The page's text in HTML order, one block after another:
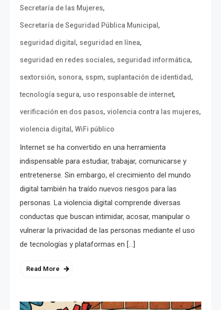
Secretaría de las Mujeres,
Secretaría de Seguridad Pública Municipal ,
seguridad digital , seguridad en línea,
seguridad en redes sociales, seguridad informática,
sextorsión, sonora, sspm, suplantación de identidad,
tecnología segura, uso responsable de internet,
verificación en dos pasos, violencia contra las mujeres,
violencia digital , WiFi público
Internet se ha convertido en una herramienta
indispensable para estudiar, trabajar, comunicarse y
entretenerse. Sin embargo, el crecimiento del mundo
digital también ha traído nuevos riesgos para las
personas. La violencia digital comprende diversas
conductas que buscan intimidar, acosar, manipular o
vulnerar la privacidad de las personas mediante el uso
de tecnologías y plataformas en […]
Read More